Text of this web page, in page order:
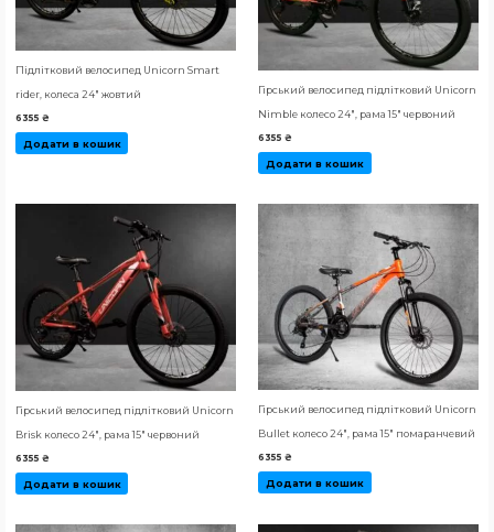
Підлітковий велосипед Unicorn Smart
rider, колеса 24″ жовтий
6355 ₴
Додати в кошик
Гірський велосипед підлітковий Unicorn
Nimble колесо 24″, рама 15″ червоний
6355 ₴
Додати в кошик
Гірський велосипед підлітковий Unicorn
Brisk колесо 24″, рама 15″ червоний
6355 ₴
Додати в кошик
Гірський велосипед підлітковий Unicorn
Bullet колесо 24″, рама 15″ помаранчевий
6355 ₴
Додати в кошик